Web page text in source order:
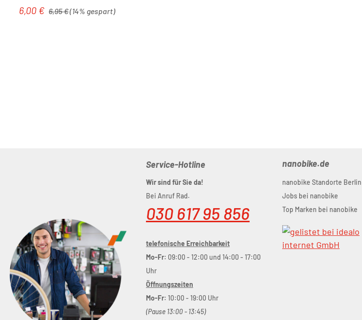
Verkaufspreis:
6,00 € 6,95 €(14% gespart)
Service-Hotline
Wir sind für Sie da!
Bei Anruf Rad.
030 617 95 856
telefonische Erreichbarkeit
Mo-Fr: 09:00 - 12:00 und 14:00 - 17:00
Uhr
Öffnungszeiten
Mo-Fr: 10:00 - 19:00 Uhr
(Pause 13:00 - 13:45)
nanobike.de
nanobike Standorte Berlin
Jobs bei nanobike
Top Marken bei nanobike